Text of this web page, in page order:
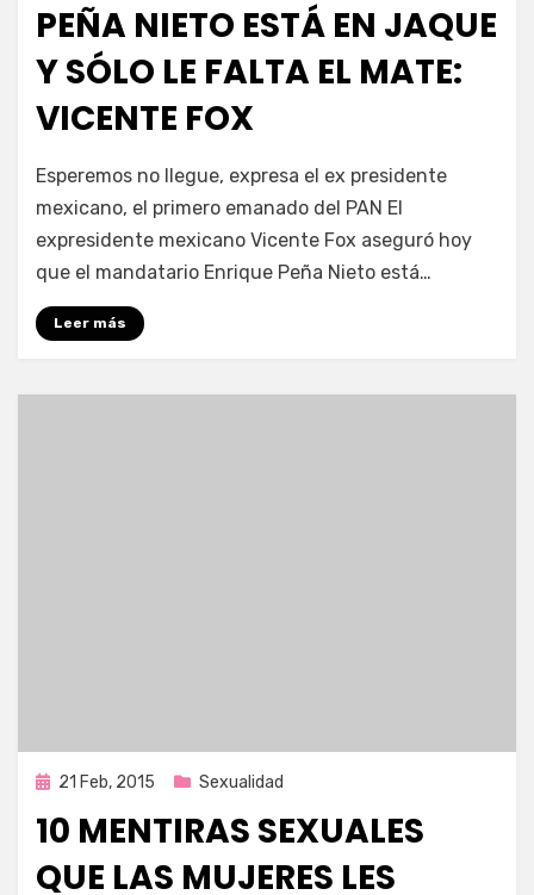
PEÑA NIETO ESTÁ EN JAQUE
Y SÓLO LE FALTA EL MATE:
VICENTE FOX
Esperemos no llegue, expresa el ex presidente
mexicano, el primero emanado del PAN El
expresidente mexicano Vicente Fox aseguró hoy
que el mandatario Enrique Peña Nieto está…
Leer más
Publicada
21 Feb, 2015 Sexualidad
10 MENTIRAS SEXUALES
QUE LAS MUJERES LES